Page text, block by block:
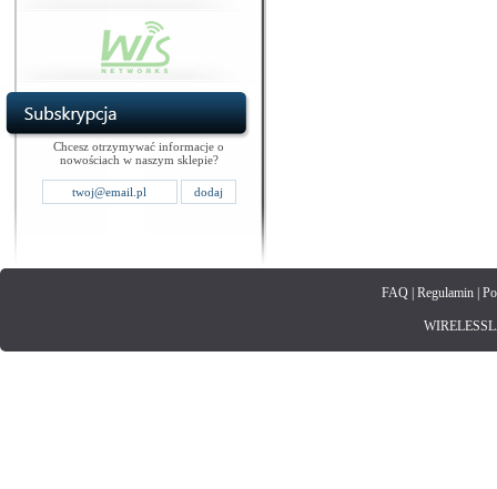
Chcesz otrzymywać informacje o
nowościach w naszym sklepie?
FAQ| Regulamin|